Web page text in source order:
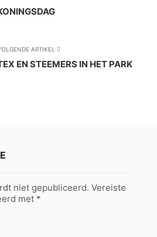
ARTIKEL
EN STEEMERS IN HET PARK
niet gepubliceerd. Vereiste
met *